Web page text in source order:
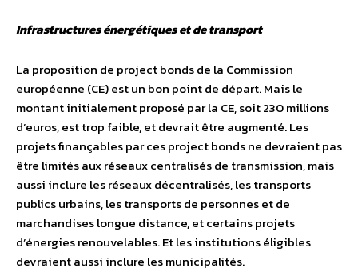
Infrastructures énergétiques et de transport
La proposition de project bonds de la Commission
européenne (CE) est un bon point de départ. Mais le
montant initialement proposé par la CE, soit 230 millions
d’euros, est trop faible, et devrait être augmenté. Les
projets finançables par ces project bonds ne devraient pas
être limités aux réseaux centralisés de transmission, mais
aussi inclure les réseaux décentralisés, les transports
publics urbains, les transports de personnes et de
marchandises longue distance, et certains projets
d’énergies renouvelables. Et les institutions éligibles
devraient aussi inclure les municipalités.